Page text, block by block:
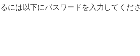
には以下にパスワードを入力してくださ